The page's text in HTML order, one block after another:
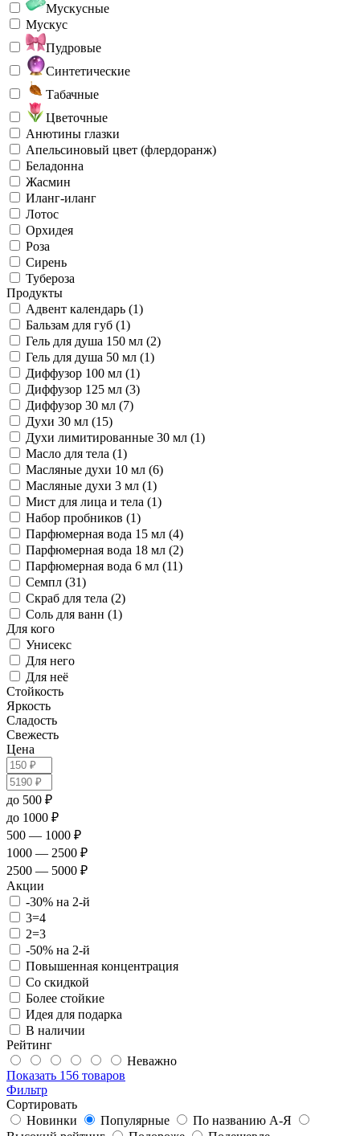
Мускусные
Мускус
Пудровые
Синтетические
Табачные
Цветочные
Анютины глазки
Апельсиновый цвет (флердоранж)
Беладонна
Жасмин
Иланг-иланг
Лотос
Орхидея
Роза
Сирень
Тубероза
Продукты
Адвент календарь (1)
Бальзам для губ (1)
Гель для душа 150 мл (2)
Гель для душа 50 мл (1)
Диффузор 100 мл (1)
Диффузор 125 мл (3)
Диффузор 30 мл (7)
Духи 30 мл (15)
Духи лимитированные 30 мл (1)
Масло для тела (1)
Масляные духи 10 мл (6)
Масляные духи 3 мл (1)
Мист для лица и тела (1)
Набор пробников (1)
Парфюмерная вода 15 мл (4)
Парфюмерная вода 18 мл (2)
Парфюмерная вода 6 мл (11)
Семпл (31)
Скраб для тела (2)
Соль для ванн (1)
Для кого
Унисекс
Для него
Для неё
Стойкость
Яркость
Сладость
Свежесть
Цена
до 500 ₽
до 1000 ₽
500 — 1000 ₽
1000 — 2500 ₽
2500 — 5000 ₽
Акции
-30% на 2-й
3=4
2=3
-50% на 2-й
Повышенная концентрация
Со скидкой
Более стойкие
Идея для подарка
В наличии
Рейтинг
Неважно
Показать 156 товаров
Фильтр
Сортировать
Новинки
Популярные
По названию А-Я